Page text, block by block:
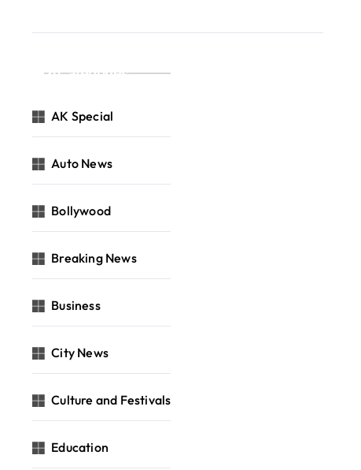
Categories
AK Special
Auto News
Bollywood
Breaking News
Business
City News
Culture and Festivals
Education